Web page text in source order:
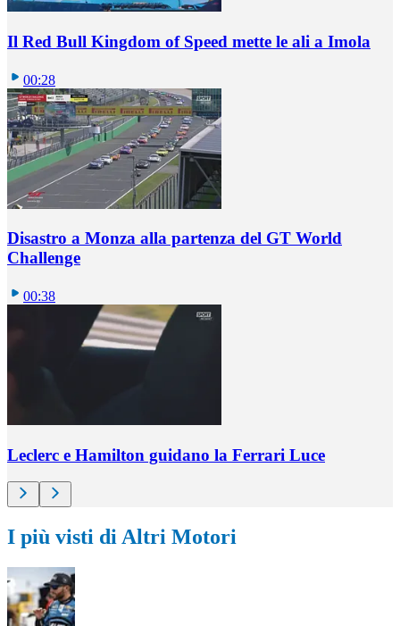
Il Red Bull Kingdom of Speed mette le ali a Imola
00:28
Disastro a Monza alla partenza del GT World
Challenge
00:38
Leclerc e Hamilton guidano la Ferrari Luce
I più visti di Altri Motori